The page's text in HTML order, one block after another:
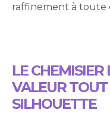
raffinement à toute
LE
VALEUR
SILHOUETTE